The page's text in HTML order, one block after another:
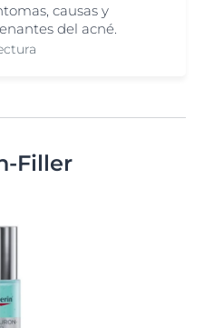
causas y
del acné.
Filler